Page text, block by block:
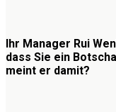
Ihr Manager Rui
dass Sie ein
meint er damit?